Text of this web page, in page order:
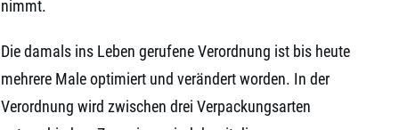
nimmt.
Die damals ins Leben gerufene Verordnung ist bis heute
mehrere Male optimiert und verändert worden. In der
Verordnung wird zwischen drei Verpackungsarten